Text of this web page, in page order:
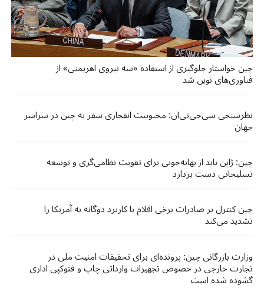
چین خواستار جلوگیری از استفاده «سه نیروی اهریمنی» از
فناوری‌های نوین شد
نظرسنجی سی‌جی‌تی‌ان: محبوبیت انفجاری سفر به چین در سراسر
جهان
چین: ژاپن باید از بهانه‌جویی برای تقویت نظامی‌گری و توسعه
تسلیحاتی دست بردارد
چین کنترل بر صادرات برخی اقلام با کاربرد دوگانه به آمریکا را
تشدید می‌کند
وزارت بازرگانی چین: پرونده‌ای برای تحقیقات امنیت ملی در
تجارت خارجی در خصوص تجهیزات وارداتی چاپ و فتوکپی اداری
گشوده شده است